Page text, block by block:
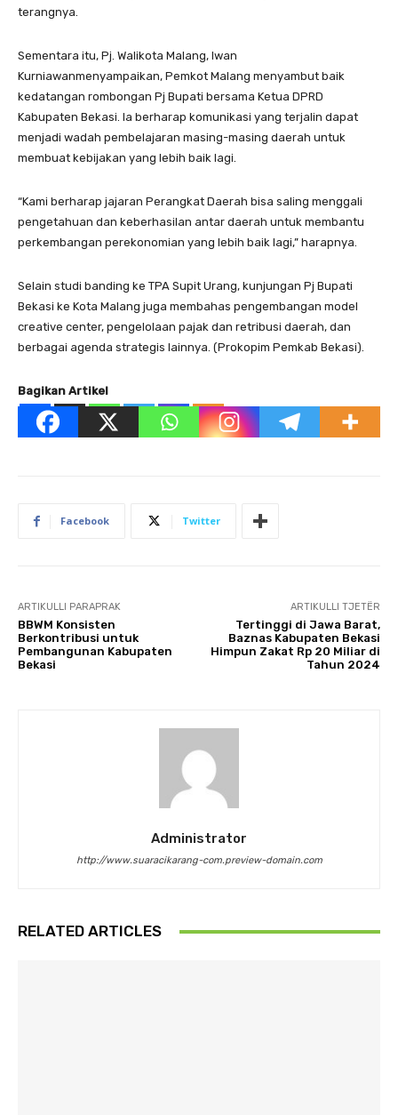
terangnya.
Sementara itu, Pj. Walikota Malang, Iwan
Kurniawanmenyampaikan, Pemkot Malang menyambut baik
kedatangan rombongan Pj Bupati bersama Ketua DPRD
Kabupaten Bekasi. Ia berharap komunikasi yang terjalin dapat
menjadi wadah pembelajaran masing-masing daerah untuk
membuat kebijakan yang lebih baik lagi.
“Kami berharap jajaran Perangkat Daerah bisa saling menggali
pengetahuan dan keberhasilan antar daerah untuk membantu
perkembangan perekonomian yang lebih baik lagi,” harapnya.
Selain studi banding ke TPA Supit Urang, kunjungan Pj Bupati
Bekasi ke Kota Malang juga membahas pengembangan model
creative center, pengelolaan pajak dan retribusi daerah, dan
berbagai agenda strategis lainnya. (Prokopim Pemkab Bekasi).
Bagikan Artikel
Facebook Twitter
ARTIKULLI PARAPRAK
BBWM Konsisten
Berkontribusi untuk
Pembangunan Kabupaten
Bekasi
ARTIKULLI TJETËR
Tertinggi di Jawa Barat,
Baznas Kabupaten Bekasi
Himpun Zakat Rp 20 Miliar di
Tahun 2024
Administrator
http://www.suaracikarang-com.preview-domain.com
RELATED ARTICLES